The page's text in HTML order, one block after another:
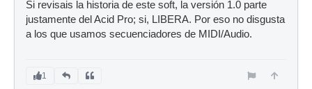
Si revisais la historia de este soft, la versión 1.0 parte
justamente del Acid Pro; si, LIBERA. Por eso no disgusta
a los que usamos secuenciadores de MIDI/Audio.
1